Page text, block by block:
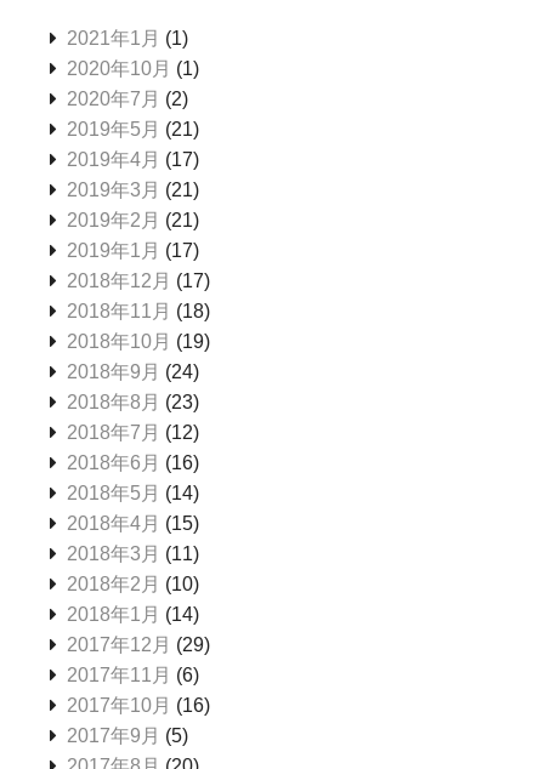
2021年1月 (1)
2020年10月 (1)
2020年7月 (2)
2019年5月 (21)
2019年4月 (17)
2019年3月 (21)
2019年2月 (21)
2019年1月 (17)
2018年12月 (17)
2018年11月 (18)
2018年10月 (19)
2018年9月 (24)
2018年8月 (23)
2018年7月 (12)
2018年6月 (16)
2018年5月 (14)
2018年4月 (15)
2018年3月 (11)
2018年2月 (10)
2018年1月 (14)
2017年12月 (29)
2017年11月 (6)
2017年10月 (16)
2017年9月 (5)